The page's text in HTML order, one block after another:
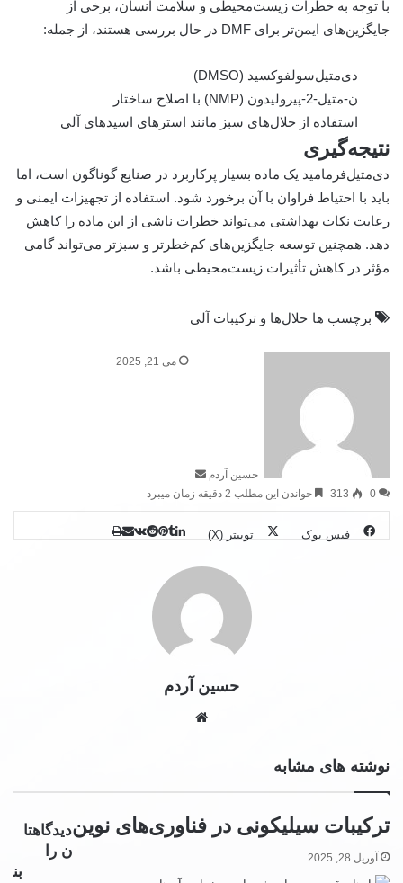
با توجه به خطرات زیست‌محیطی و سلامت انسان، برخی از
جایگزین‌های ایمن‌تر برای DMF در حال بررسی هستند، از جمله:
دی‌متیل‌سولفوکسید (DMSO)
ن-متیل-2-پیرولیدون (NMP) با اصلاح ساختار
استفاده از حلال‌های سبز مانند استرهای اسیدهای آلی
نتیجه‌گیری
دی‌متیل‌فرمامید یک ماده بسیار پرکاربرد در صنایع گوناگون است، اما
باید با احتیاط فراوان با آن برخورد شود. استفاده از تجهیزات ایمنی و
رعایت نکات بهداشتی می‌تواند خطرات ناشی از این ماده را کاهش
دهد. همچنین توسعه جایگزین‌های کم‌خطرتر و سبزتر می‌تواند گامی
مؤثر در کاهش تأثیرات زیست‌محیطی باشد.
برچسب ها حلال‌ها و ترکیبات آلی
حسین آردم
می 21, 2025
0
313 خواندن این مطلب 2 دقیقه زمان میبرد
فیس بوک توییتر (X)
حسین آردم
نوشته های مشابه
ترکیبات سیلیکونی در فناوری‌های نوین
آوریل 28, 2025
دیدگاهتا
ن را
بن